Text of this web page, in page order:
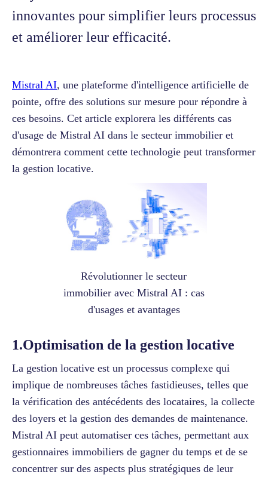
innovantes pour simplifier leurs processus
et améliorer leur efficacité.
Mistral AI, une plateforme d'intelligence artificielle de
pointe, offre des solutions sur mesure pour répondre à
ces besoins. Cet article explorera les différents cas
d'usage de Mistral AI dans le secteur immobilier et
démontrera comment cette technologie peut transformer
la gestion locative.
Révolutionner le secteur
immobilier avec Mistral AI : cas
d'usages et avantages
1.Optimisation de la gestion locative
La gestion locative est un processus complexe qui
implique de nombreuses tâches fastidieuses, telles que
la vérification des antécédents des locataires, la collecte
des loyers et la gestion des demandes de maintenance.
Mistral AI peut automatiser ces tâches, permettant aux
gestionnaires immobiliers de gagner du temps et de se
concentrer sur des aspects plus stratégiques de leur